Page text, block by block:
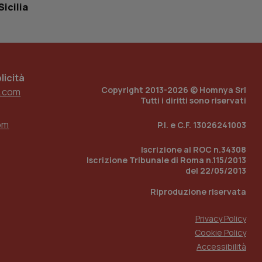
Copyright 2013-2026 © Homnya Srl
Tutti i diritti sono riservati
P.I. e C.F. 13026241003
Iscrizione al ROC n.34308
Iscrizione Tribunale di Roma n.115/2013
del 22/05/2013
Riproduzione riservata
Privacy Policy
Cookie Policy
Accessibilità
di accesso per
per mantenere
traccia
incorporati
del sito web sta
di